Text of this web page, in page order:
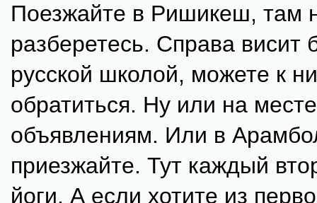
Поезжайте в Ришикеш, там
разберетесь. Справа висит
русской школой, можете к
обратиться. Ну или на
объявлениям. Или в
приезжайте. Тут каждый
йоги. А если хотите из